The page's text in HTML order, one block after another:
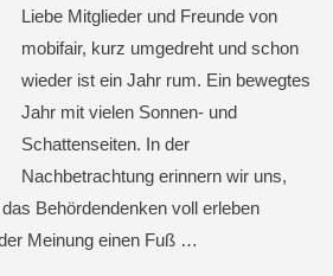
Liebe Mitglieder und Freunde von
mobifair, kurz umgedreht und schon
wieder ist ein Jahr rum. Ein bewegtes
Jahr mit vielen Sonnen- und
Schattenseiten. In der
Nachbetrachtung erinnern wir uns,
Behördendenken voll erleben
Meinung einen Fuß …